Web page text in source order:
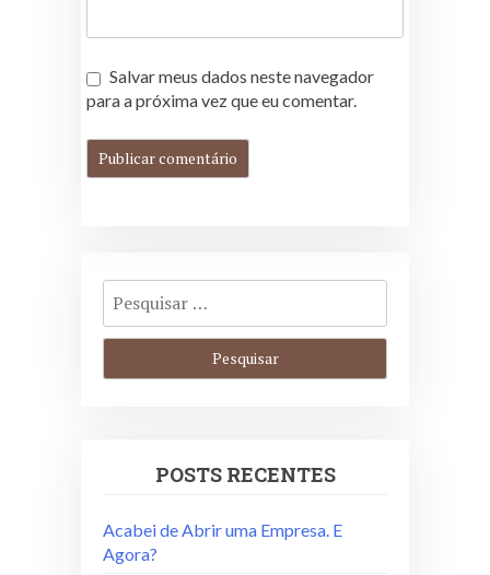
Salvar meus dados neste navegador
para a próxima vez que eu comentar.
POSTS RECENTES
Acabei de Abrir uma Empresa. E
Agora?